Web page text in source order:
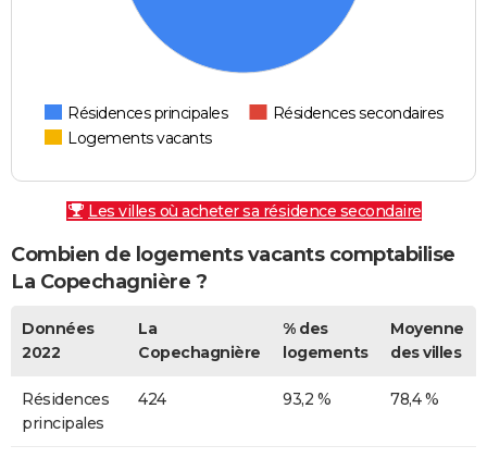
Résidences principales
Résidences secondaires
Logements vacants
Les villes où acheter sa résidence secondaire
Combien de logements vacants comptabilise
La Copechagnière ?
Données
2022
La
Copechagnière
% des
logements
Moyenne
des villes
Résidences
principales
424 93,2 % 78,4 %